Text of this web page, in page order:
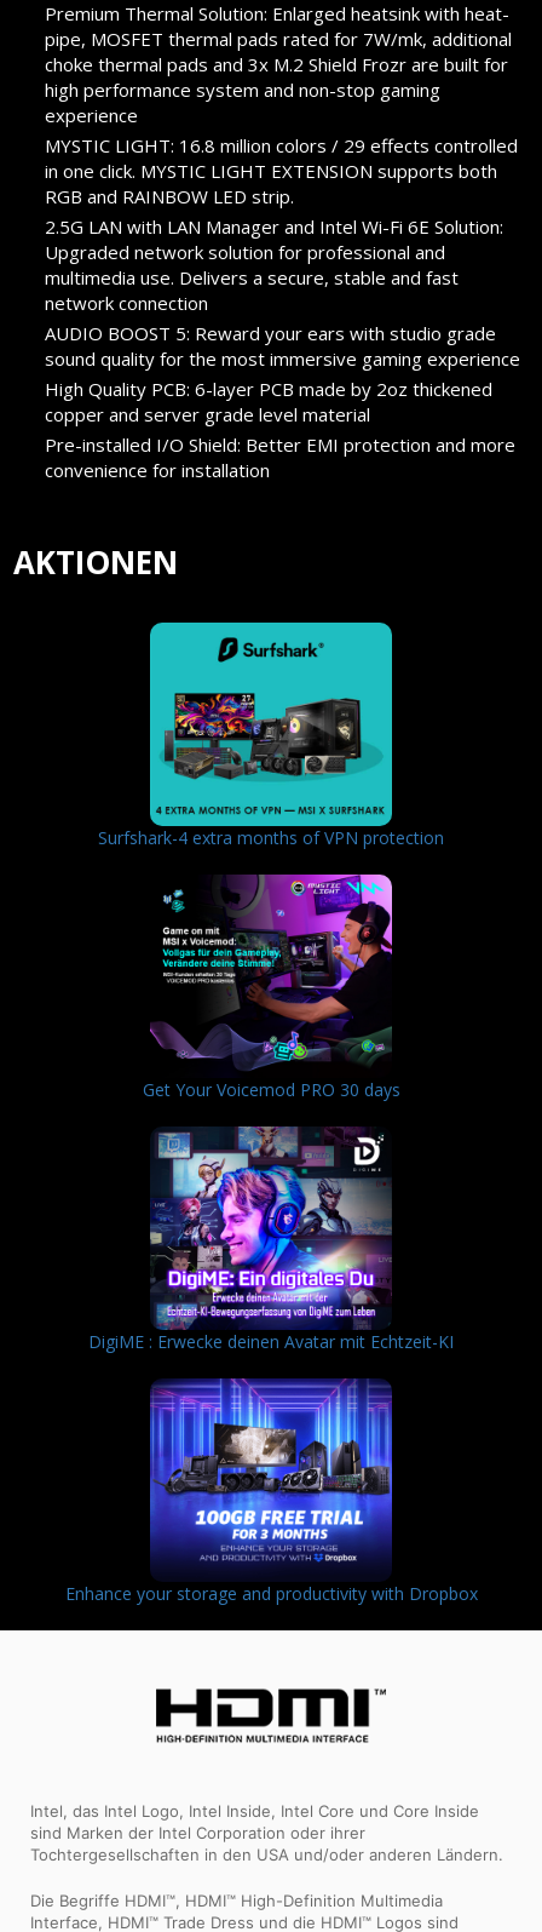
Premium Thermal Solution: Enlarged heatsink with heat-
pipe, MOSFET thermal pads rated for 7W/mk, additional
choke thermal pads and 3x M.2 Shield Frozr are built for
high performance system and non-stop gaming
experience
MYSTIC LIGHT: 16.8 million colors / 29 effects controlled
in one click. MYSTIC LIGHT EXTENSION supports both
RGB and RAINBOW LED strip.
2.5G LAN with LAN Manager and Intel Wi-Fi 6E Solution:
Upgraded network solution for professional and
multimedia use. Delivers a secure, stable and fast
network connection
AUDIO BOOST 5: Reward your ears with studio grade
sound quality for the most immersive gaming experience
High Quality PCB: 6-layer PCB made by 2oz thickened
copper and server grade level material
Pre-installed I/O Shield: Better EMI protection and more
convenience for installation
AKTIONEN
Surfshark-4 extra months of VPN protection
Get Your Voicemod PRO 30 days
DigiME : Erwecke deinen Avatar mit Echtzeit-KI
Enhance your storage and productivity with Dropbox
Intel, das Intel Logo, Intel Inside, Intel Core und Core Inside
sind Marken der Intel Corporation oder ihrer
Tochtergesellschaften in den USA und/oder anderen Ländern.
Die Begriffe HDMI™, HDMI™ High-Definition Multimedia
Interface, HDMI™ Trade Dress und die HDMI™ Logos sind